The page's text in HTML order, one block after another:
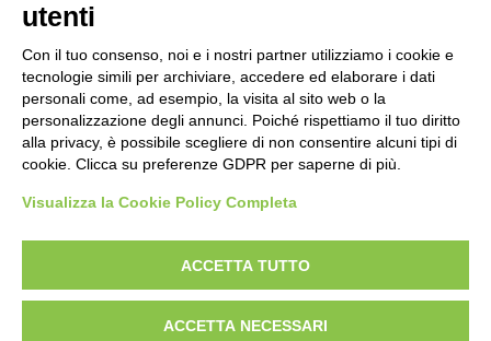
NB.
Per informazioni sul pagamento mandare una mail.
Ogni ordine, avrà un costo di trasporto variabile da
minimo € 10,00:poichè vengono effettuati con imballi e procedure
speciali.Per conoscere la tariffa corretta della spedizione,
conviene fare l’ordine e poi viene inviato il corretto
tariffario: l’ordine può essere annullato in ogni momento.
, anche in caso di rimborso.
utenti
Con il tuo consenso, noi e i nostri partner utilizziamo i cookie e
tecnologie simili per archiviare, accedere ed elaborare i dati
personali come, ad esempio, la visita al sito web o la
personalizzazione degli annunci. Poiché rispettiamo il tuo diritto
alla privacy, è possibile scegliere di non consentire alcuni tipi di
cookie. Clicca su preferenze GDPR per saperne di più.
Visualizza la Cookie Policy Completa
ACCETTA TUTTO
ACCETTA NECESSARI